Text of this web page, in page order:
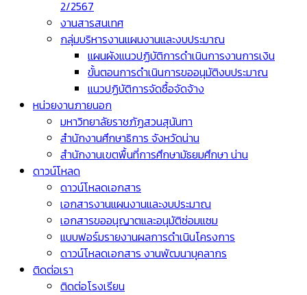
2/2567
งานสารสนเทศ
กลุ่มบริหารงานแผนงานและงบประมาณ
แผนผังแนวปฏิบัติการดำเนินการงานการเงิน
ขั้นตอนการดำเนินการขออนุมัติงบประมาณ
แนวปฏิบัติการจัดซื้อจัดจ้าง
หน่วยงานภายนอก
มหาวิทยาลัยราชภัฏสวนสุนันทา
สำนักงานศึกษาธิการ จังหวัดน่าน
สำนักงานเขตพื้นที่การศึกษามัธยมศึกษา น่าน
ดาวน์โหลด
ดาวน์โหลดเอกสาร
เอกสารงานแผนงานและงบประมาณ
เอกสารขออนุญาตและอนุมัติซ่อมแซม
แบบฟอร์มรายงานผลการดำเนินโครงการ
ดาวน์โหลดเอกสาร งานพัฒนาบุคลากร
ติดต่อเรา
ติดต่อโรงเรียน